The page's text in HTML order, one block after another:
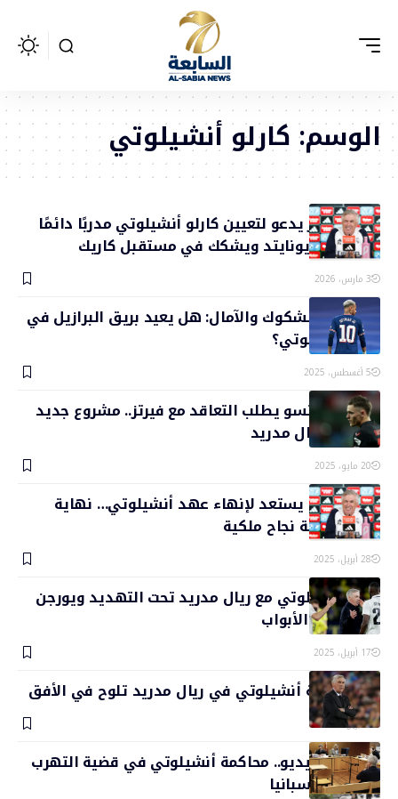
الوسم:كارلو أنشيلوتي
بول سكولز يدعو لتعيين كارلو أنشيلوتي مدربًا دائمًا
لمانشستر يونايتد ويشكك في مستقبل كاريك
3 مارس، 2026
نيمار بين الشكوك والآمال: هل يعيد بريق البرازيل في
عهد أنشيلوتي؟
5 أغسطس، 2025
تشابي ألونسو يطلب التعاقد مع فيرتز.. مشروع جديد
يبدأ في ريال مدريد
20 مايو، 2025
ريال مدريد يستعد لإنهاء عهد أنشيلوتي… نهاية
هادئة لقصة نجاح ملكية
28 أبريل، 2025
كارلو أنشيلوتي مع ريال مدريد تحت التهديد ويورجن
كلوب على الأبواب
17 أبريل، 2025
نهاية حقبة أنشيلوتي في ريال مدريد تلوح في الأفق
9 أبريل، 2025
شاهد بالفيديو.. محاكمة أنشيلوتي في قضية التهرب
الضريبي بإسبانيا